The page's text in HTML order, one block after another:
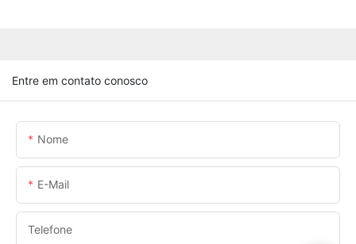
Entre em contato conosco
Nome
E-Mail
Telefone